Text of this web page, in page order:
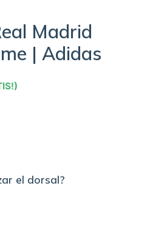
Madrid
| Adidas
el dorsal?